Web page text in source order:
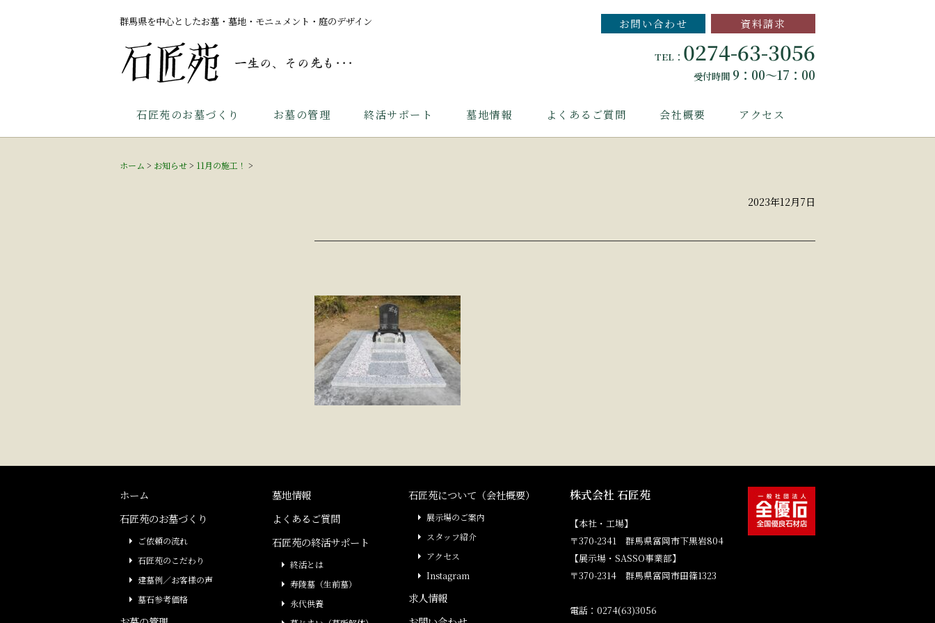
群馬県を中心としたお墓・墓地・モニュメント・庭のデザイン お問い合わせ 資料請求
TEL： 0274-63-3056
受付時間 9：00～17：00
石匠苑のお墓づくり お墓の管理 終活サポート 墓地情報 よくあるご質問 会社概要 アクセス
ホーム > お知らせ> 11月の施工！ >
2023年12月7日
ホーム
石匠苑のお墓づくり
ご依頼の流れ
石匠苑のこだわり
建墓例／お客様の声
墓石参考価格
墓地情報
よくあるご質問
石匠苑の終活サポート
終活とは
寿陵墓（生前墓）
永代供養
石匠苑について（会社概要）
展示場のご案内
スタッフ紹介
アクセス
Instagram
求人情報
株式会社 石匠苑
【本社・工場】
〒370-2341 群馬県富岡市下黒岩804
【展示場・SASSO事業部】
〒370-2314 群馬県富岡市田篠1323
電話：0274(63)3056